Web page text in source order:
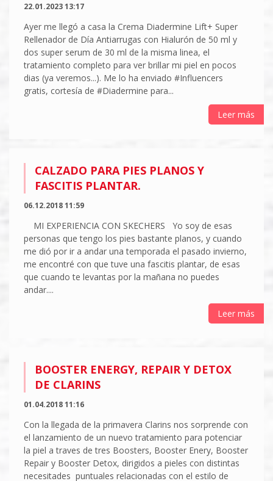
22.01.2023 13:17
Ayer me llegó a casa la Crema Diadermine Lift+ Super
Rellenador de Día Antiarrugas con Hialurón de 50 ml y
dos super serum de 30 ml de la misma linea, el
tratamiento completo para ver brillar mi piel en pocos
dias (ya veremos...). Me lo ha enviado #Influencers
gratis, cortesía de #Diadermine para...
Leer más
CALZADO PARA PIES PLANOS Y
FASCITIS PLANTAR.
06.12.2018 11:59
MI EXPERIENCIA CON SKECHERS Yo soy de esas
personas que tengo los pies bastante planos, y cuando
me dió por ir a andar una temporada el pasado invierno,
me encontré con que tuve una fascitis plantar, de esas
que cuando te levantas por la mañana no puedes
andar....
Leer más
BOOSTER ENERGY, REPAIR Y DETOX
DE CLARINS
01.04.2018 11:16
Con la llegada de la primavera Clarins nos sorprende con
el lanzamiento de un nuevo tratamiento para potenciar
la piel a traves de tres Boosters, Booster Enery, Booster
Repair y Booster Detox, dirigidos a pieles con distintas
necesitades puntuales relacionadas con el estilo de